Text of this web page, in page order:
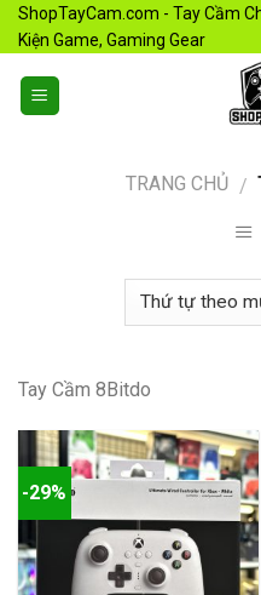
Skip
content
ShopTayCam.com - Tay Cầm
Kiện Game, Gaming Gear
TRANG CHỦ /
Tay Cầm 8Bitdo
-29%